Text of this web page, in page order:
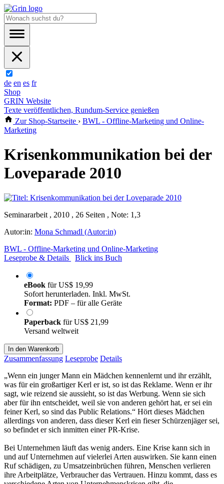
de en es fr
Shop
GRIN Website
Texte veröffentlichen, Rundum-Service genießen
Zur Shop-Startseite › BWL - Offline-Marketing und Online-
Marketing
Krisenkommunikation bei der
Loveparade 2010
Seminararbeit , 2010 , 26 Seiten , Note: 1,3
Autor:in: Mona Schmadl (Autor:in)
BWL - Offline-Marketing und Online-Marketing
Leseprobe & Details
Blick ins Buch
eBook fürUS$ 19,99
Sofort herunterladen. Inkl. MwSt.
Format: PDF – für alle Geräte
Paperback fürUS$ 21,99
Versand weltweit
In den Warenkorb
Zusammenfassung Leseprobe Details
„Wenn ein junger Mann ein Mädchen kennenlernt und ihr erzählt,
was für ein großartiger Kerl er ist, so ist das Reklame. Wenn er ihr
sagt, wie reizend sie aussieht, so ist das Werbung. Wenn sie sich
aber für ihn entscheidet, weil sie von anderen gehört hat, er sei ein
feiner Kerl, so sind das Public Relations.“ Hört dieses Mädchen
allerdings von anderen, dass dieser Kerl ein fieser Schürzenjäger sei,
so befindet er sich inmitten einer PR-Krise.
Bei Unternehmen läuft das wenig anders. Eine Krise kann sich in
und auf Unternehmen auf vielerlei Arten auswirken. Sie kann einen
Ruf schädigen, zu Umsatzeinbrüchen führen, Menschen verlieren
ihre Arbeitplätze, Verbraucher das Vertrauen. Hinzu kommt, dass es